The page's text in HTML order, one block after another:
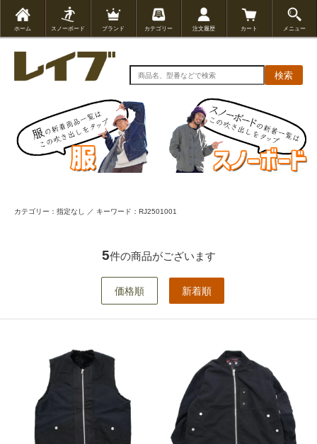
ホーム スノーボード ブランド カテゴリー 注文履歴 カート メニュー
検索
カテゴリー：指定なし ／ キーワード：RJ2501001
5件の商品がございます
価格順 新着順